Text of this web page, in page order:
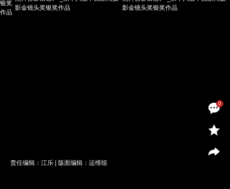
0
责任编辑：江乐 | 版面编辑：运维组